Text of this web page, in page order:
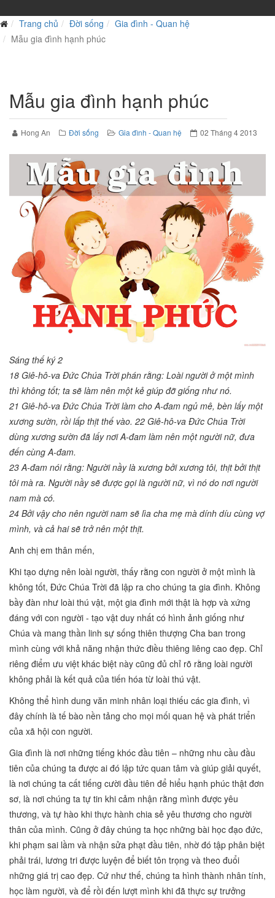
Trang chủ Đời sống
Gia đình - Quan hệ
Mẫu gia đình hạnh phúc
Mẫu gia đình hạnh phúc
Hong An Đời sống Gia đình - Quan hệ 02 Tháng 4 2013
Sáng thế ký 2
18 Giê-hô-va Ðức Chúa Trời phán rằng: Loài người ở một mình
thì không tốt; ta sẽ làm nên một kẻ giúp đỡ giống như nó.
21 Giê-hô-va Ðức Chúa Trời làm cho A-đam ngủ mê, bèn lấy một
xương sườn, rồi lấp thịt thế vào. 22 Giê-hô-va Ðức Chúa Trời
dùng xương sườn đã lấy nơi A-đam làm nên một người nữ, đưa
đến cùng A-đam.
23 A-đam nói rằng: Người nầy là xương bởi xương tôi, thịt bởi thịt
tôi mà ra. Người nầy sẽ được gọi là người nữ, vì nó do nơi người
nam mà có.
24 Bởi vậy cho nên người nam sẽ lìa cha mẹ mà dính díu cùng vợ
mình, và cả hai sẽ trở nên một thịt.
Anh chị em thân mến,
Khi tạo dựng nên loài người, thấy rằng con người ở một mình là
không tốt, Đức Chúa Trời đã lập ra cho chúng ta gia đình. Không
bầy đàn như loài thú vật, một gia đình mới thật là hợp và xứng
đáng với con người - tạo vật duy nhất có hình ảnh giống như
Chúa và mang thần linh sự sống thiên thượng Cha ban trong
mình cùng với khả năng nhận thức điều thiêng liêng cao đẹp. Chỉ
riêng điểm ưu việt khác biệt này cũng đủ chỉ rõ rằng loài người
không phải là kết quả của tiến hóa từ loài thú vật.
Không thể hình dung văn minh nhân loại thiếu các gia đình, vì
đây chính là tế bào nền tảng cho mọi mối quan hệ và phát triển
của xã hội con người.
Gia đình là nơi những tiếng khóc đầu tiên – những nhu cầu đầu
tiên của chúng ta được ai đó lập tức quan tâm và giúp giải quyết,
là nơi chúng ta cất tiếng cười đầu tiên để hiểu hạnh phúc thật đơn
sơ, là nơi chúng ta tự tin khi cảm nhận rằng mình được yêu
thương, và tự hào khi thực hành chia sẻ yêu thương cho người
thân của mình. Cũng ở đây chúng ta học những bài học đạo đức,
khi phạm sai lầm và nhận sửa phạt đầu tiên, nhờ đó tập phân biệt
phải trái, lương tri được luyện để biết tôn trọng và theo đuổi
những giá trị cao đẹp. Cứ như thế, chúng ta hình thành nhân tính,
học làm người, và để rồi đến lượt mình khi đã thực sự trưởng